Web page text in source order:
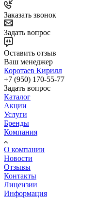
Заказать звонок
Задать вопрос
Оставить отзыв
Ваш менеджер
Коротаев Кирилл
+7 (950) 170-55-77
Задать вопрос
Каталог
Акции
Услуги
Бренды
Компания
О компании
Новости
Отзывы
Контакты
Лицензии
Информация